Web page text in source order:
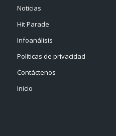
Noticias
Hit Parade
Infoanálisis
Políticas de privacidad
Contáctenos
Inicio